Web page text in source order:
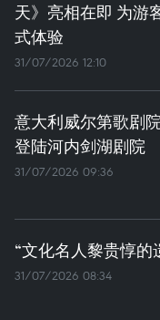
天》亮相在即 为游
式体验
31/07/2026 12:10
意大利威尔第歌剧
登陆河内剑湖剧院
31/07/2026 09:36
“文化名人黎贵惇的
31/07/2026 08:34